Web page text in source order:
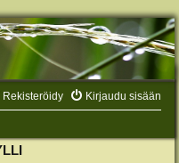
Kirjaudu sisään
Rekisteröidy